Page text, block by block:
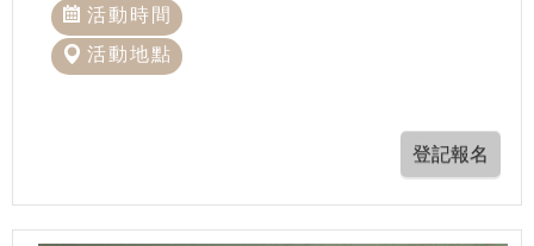
活動時間
活動地點